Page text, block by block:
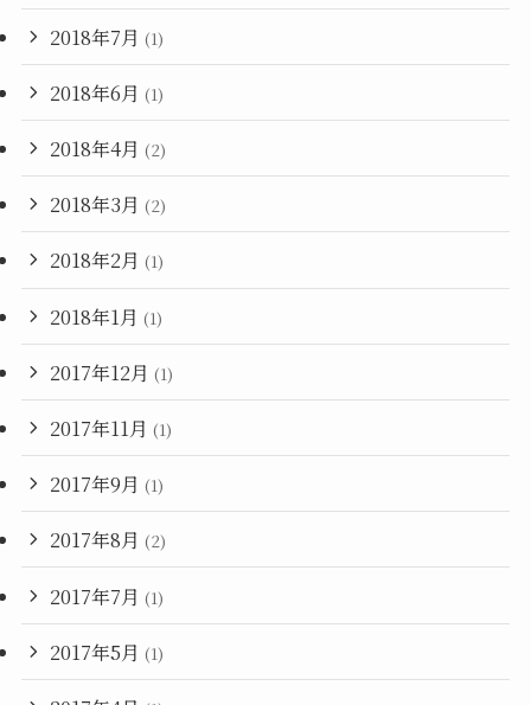
2018年7月 (1)
2018年6月 (1)
2018年4月 (2)
2018年3月 (2)
2018年2月 (1)
2018年1月 (1)
2017年12月 (1)
2017年11月 (1)
2017年9月 (1)
2017年8月 (2)
2017年7月 (1)
2017年5月 (1)